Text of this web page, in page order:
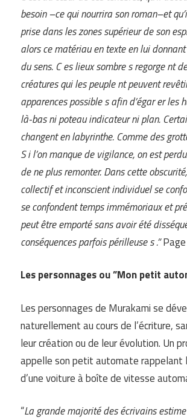
besoin –ce qui nourrira son roman–et
prise dans les zones supérieur de son
alors ce matériau en texte en lui
du sens. C es lieux sombre s regorge nt
créatures qui les peuple nt peuvent
apparences possible s afin d’égar er les
là-bas ni poteau indicateur ni plan.
changent en labyrinthe. Comme des
S i l’on manque de vigilance, on est
de ne plus remonter. Dans cette
collectif et inconscient individuel se
se confondent temps immémoriaux et
peut être emporté sans avoir été
conséquences parfois périlleuse s .”
Les personnages ou ”Mon petit
Les personnages de Murakami se
naturellement au cours de l’écriture,
leur création ou de leur évolution. Un
appelle son petit automate rappelant
d’une voiture à boîte de vitesse
“La grande majorité des écrivains estime